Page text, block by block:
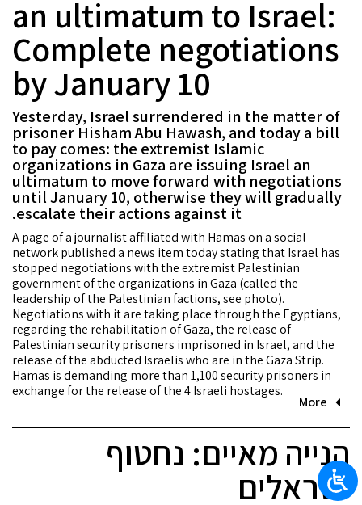
an ultimatum to Israel:
Complete negotiations
by January 10
Yesterday, Israel surrendered in the matter of
prisoner Hisham Abu Hawash, and today a bill
to pay comes: the extremist Islamic
organizations in Gaza are issuing Israel an
ultimatum to move forward with negotiations
until January 10, otherwise they will gradually
escalate their actions against it.
A page of a journalist affiliated with Hamas on a social
network published a news item today stating that Israel has
stopped negotiations with the extremist Palestinian
government of the organizations in Gaza (called the
leadership of the Palestinian factions, see photo).
Negotiations with it are taking place through the Egyptians,
regarding the rehabilitation of Gaza, the release of
Palestinian security prisoners imprisoned in Israel, and the
release of the abducted Israelis who are in the Gaza Strip.
Hamas is demanding more than 1,100 security prisoners in
exchange for the release of the 4 Israeli hostages.
More
הנייה מאיים: נחטוף
ישראלים